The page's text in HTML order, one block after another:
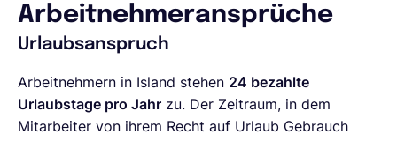
Arbeitnehmeransprüche
Urlaubsanspruch
Arbeitnehmern in Island stehen 24 bezahlte
Urlaubstage pro Jahr zu. Der Zeitraum, in dem
Mitarbeiter von ihrem Recht auf Urlaub Gebrauch